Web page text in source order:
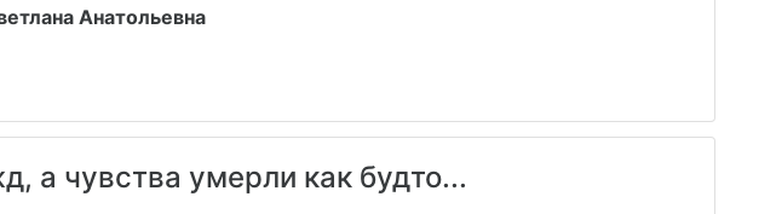
Анатольевна
а чувства умерли как будто...